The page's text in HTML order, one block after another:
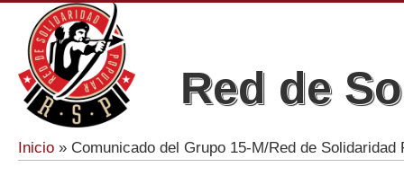
Red de
Se encuentra usted aquí
Inicio » Comunicado del Grupo 15-M/Red de Solidaridad